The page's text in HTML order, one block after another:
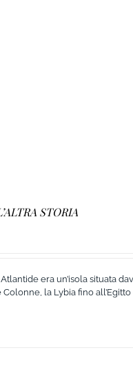
STORIA
era un’isola situata
la Lybia fino all’Egitto